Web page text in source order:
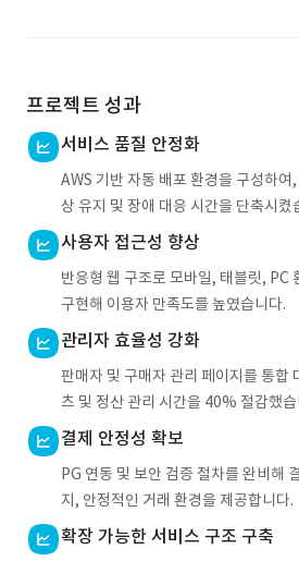
프로젝트 성과
서비스 품질 안정화
AWS 기반 자동 배포 환경을 구성하
상 유지 및 장애 대응 시간을 단축시켰
사용자 접근성 향상
반응형 웹 구조로 모바일, 태블릿, PC
구현해 이용자 만족도를 높였습니다.
관리자 효율성 강화
판매자 및 구매자 관리 페이지를 통합
츠 및 정산 관리 시간을 40% 절감했습
결제 안정성 확보
PG 연동 및 보안 검증 절차를 완비해
지, 안정적인 거래 환경을 제공합니다.
확장 가능한 서비스 구조 구축